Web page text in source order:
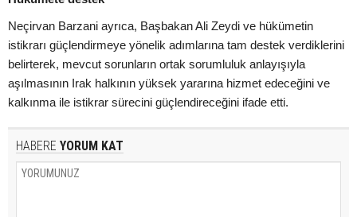
Neçirvan Barzani ayrıca, Başbakan Ali Zeydi ve hükümetin
istikrarı güçlendirmeye yönelik adımlarına tam destek verdiklerini
belirterek, mevcut sorunların ortak sorumluluk anlayışıyla
aşılmasının Irak halkının yüksek yararına hizmet edeceğini ve
kalkınma ile istikrar sürecini güçlendireceğini ifade etti.
HABERE YORUM KAT